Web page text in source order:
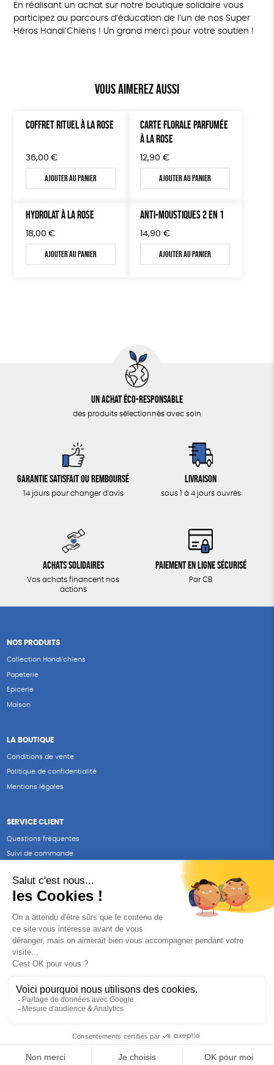
En réalisant un achat sur notre boutique solidaire vous
participez au parcours d’éducation de l’un de nos Super
Héros Handi’Chiens ! Un grand merci pour votre soutien !
Vous aimerez aussi
COFFRET RITUEL À LA ROSE
36,00 €
Ajouter au panier
CARTE FLORALE PARFUMÉE
À LA ROSE
12,90 €
Ajouter au panier
HYDROLAT À LA ROSE
18,00 €
Ajouter au panier
ANTI-MOUSTIQUES 2 EN 1
14,90 €
Ajouter au panier
Un achat éco-responsable
des produits sélectionnés avec soin
Garantie satisfait ou remboursé
14 jours pour changer d'avis
Livraison
sous 1 à 4 jours ouvrés
Achats solidaires
Vos achats financent nos
actions
Paiement en ligne sécurisé
Par CB
NOS PRODUITS
Collection Handi’chiens
Papeterie
Epicerie
Maison
LA BOUTIQUE
Conditions de vente
Politique de confidentialité
Mentions légales
SERVICE CLIENT
Questions fréquentes
Suivi de commande
Renvoyer des articles
SUIVEZ-NOUS
Une boutique élaborée avec par RGOODS
DESCRIPTION CARACTÉRISTIQUES AVIS CLIENTS